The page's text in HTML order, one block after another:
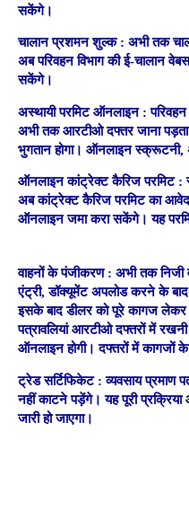
सकेंगे।
चालान प्रशमन शुल्क : अभी तक
अब परिवहन विभाग की ई-चालान
सकेंगे।
अस्थायी परमिट ऑनलाइन :
अभी तक आरटीओ दफ्तर जाना
भुगतान होगा। ऑनलाइन
ऑनलाइन कांट्रेक्ट कैरिज परमिट :
अब कांट्रेक्ट कैरिज परमिट का
ऑनलाइन जमा करा सकेंगे। यह
वाहनों के पंजीकरण : अभी तक निजी
एंट्री, डॉक्यूमेंट अपलोड करने के
इसके बाद डीलर को पूरे कागज लेकर
पत्रावलियां आरटीओ दफ्तरों में
ऑनलाइन होगी। दफ्तरों में कागजों
ट्रेड सर्टिफिकेट : व्यवसाय प्रमाण
नहीं काटने पड़ेंगे। यह पूरी
जारी हो जाएगा।